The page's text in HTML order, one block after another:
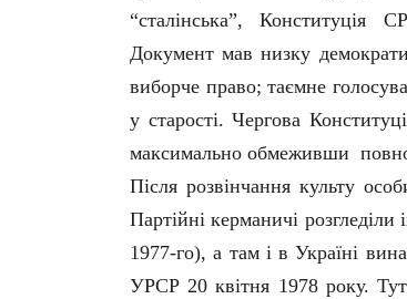
“сталінська”, Конституція
Документ мав низку
виборче право; таємне
у старості. Чергова
максимально обмеживши
Після розвінчання культу
Партійні керманичі
1977-го), а там і в Україні
УРСР 20 квітня 1978 року. Тут